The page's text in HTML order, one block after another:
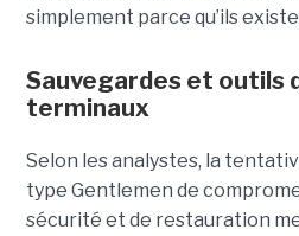
simplement parce qu’ils
Sauvegardes et outils
terminaux
Selon les analystes, la
type Gentlemen de
sécurité et de restauration